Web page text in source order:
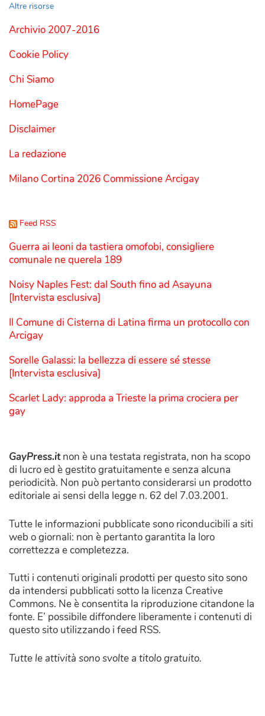
Altre risorse
Archivio 2007-2016
Cookie Policy
Chi Siamo
HomePage
Disclaimer
La redazione
Milano Cortina 2026 Commissione Arcigay
Feed RSS
Guerra ai leoni da tastiera omofobi, consigliere
comunale ne querela 189
Noisy Naples Fest: dal South fino ad Asayuna
[Intervista esclusiva]
Il Comune di Cisterna di Latina firma un protocollo con
Arcigay
Sorelle Galassi: la bellezza di essere sé stesse
[Intervista esclusiva]
Scarlet Lady: approda a Trieste la prima crociera per
gay
GayPress.itnon è una testata registrata, non ha scopo
di lucro ed è gestito gratuitamente e senza alcuna
periodicità. Non può pertanto considerarsi un prodotto
editoriale ai sensi della legge n. 62 del 7.03.2001.
Tutte le informazioni pubblicate sono riconducibili a siti
web o giornali: non è pertanto garantita la loro
correttezza e completezza.
Tutti i contenuti originali prodotti per questo sito sono
da intendersi pubblicati sotto la licenza Creative
Commons. Ne è consentita la riproduzione citandone la
fonte. E’ possibile diffondere liberamente i contenuti di
questo sito utilizzando i feed RSS.
Tutte le attività sono svolte a titolo gratuito.